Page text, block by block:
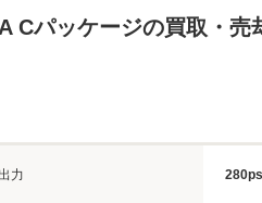
Cパッケージの買取・売
力 280ps